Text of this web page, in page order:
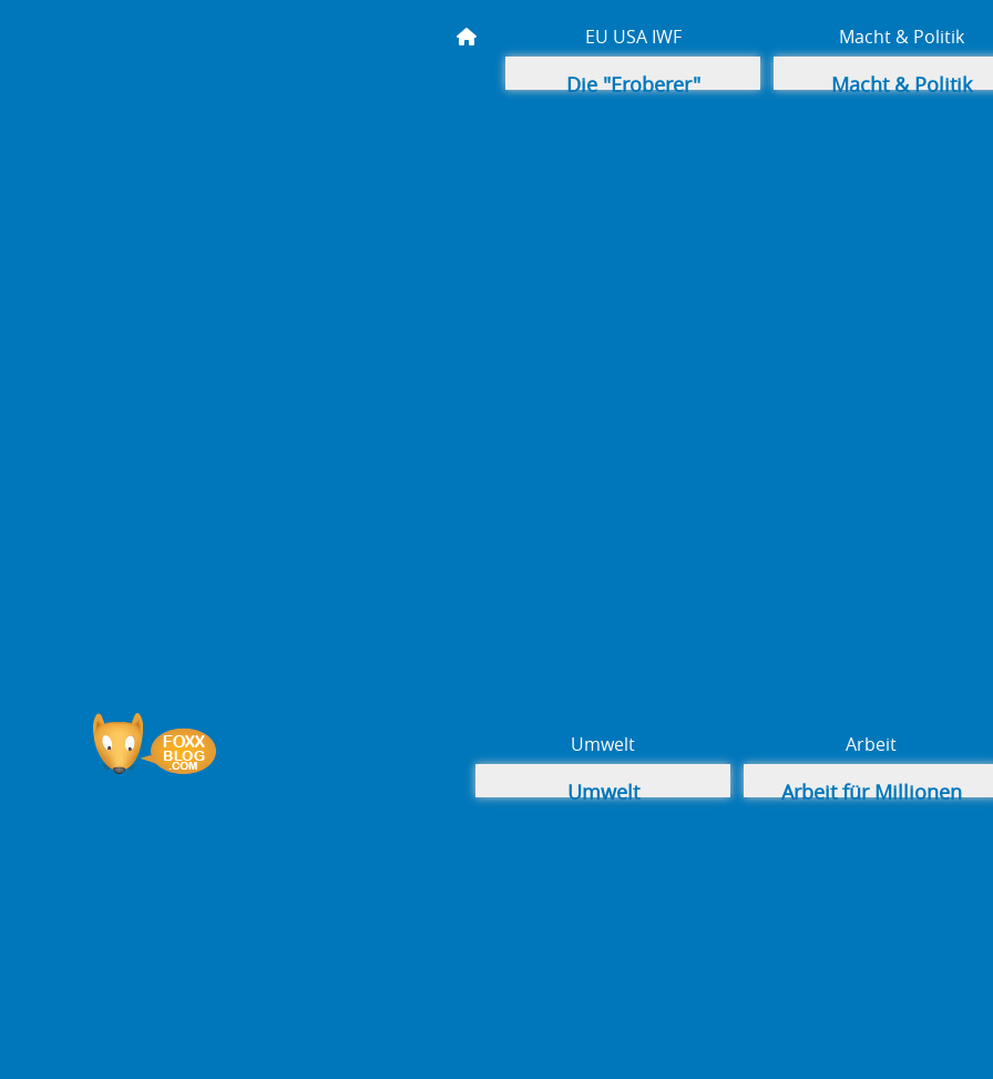
EU USA IWF
Die "Eroberer"
Macht & Politik
Macht & Politik
Umwelt
Umwelt
Arbeit
Arbeit für Millionen